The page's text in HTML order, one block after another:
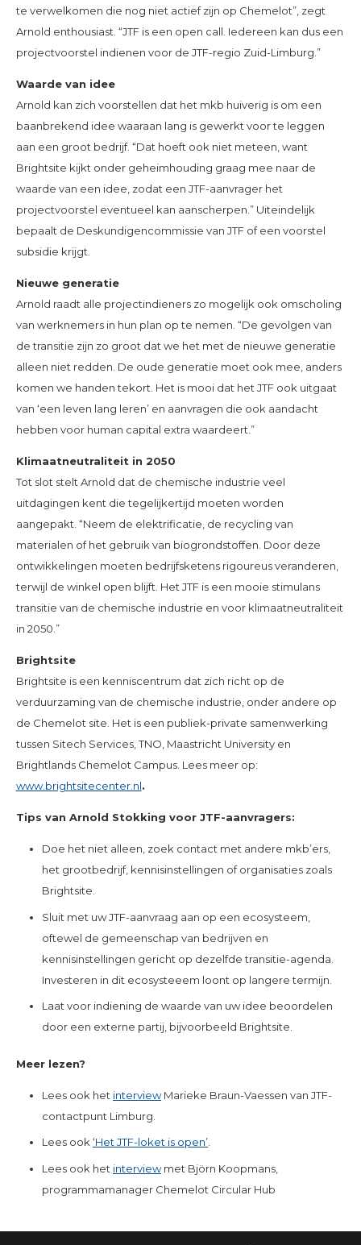
te verwelkomen die nog niet actief zijn op Chemelot”, zegt
Arnold enthousiast. “JTF is een open call. Iedereen kan dus een
projectvoorstel indienen voor de JTF-regio Zuid-Limburg.”
Waarde van idee
Arnold kan zich voorstellen dat het mkb huiverig is om een
baanbrekend idee waaraan lang is gewerkt voor te leggen
aan een groot bedrijf. “Dat hoeft ook niet meteen, want
Brightsite kijkt onder geheimhouding graag mee naar de
waarde van een idee, zodat een JTF-aanvrager het
projectvoorstel eventueel kan aanscherpen.” Uiteindelijk
bepaalt de Deskundigencommissie van JTF of een voorstel
subsidie krijgt.
Nieuwe generatie
Arnold raadt alle projectindieners zo mogelijk ook omscholing
van werknemers in hun plan op te nemen. “De gevolgen van
de transitie zijn zo groot dat we het met de nieuwe generatie
alleen niet redden. De oude generatie moet ook mee, anders
komen we handen tekort. Het is mooi dat het JTF ook uitgaat
van ‘een leven lang leren’ en aanvragen die ook aandacht
hebben voor human capital extra waardeert.”
Klimaatneutraliteit in 2050
Tot slot stelt Arnold dat de chemische industrie veel
uitdagingen kent die tegelijkertijd moeten worden
aangepakt. “Neem de elektrificatie, de recycling van
materialen of het gebruik van biogrondstoffen. Door deze
ontwikkelingen moeten bedrijfsketens rigoureus veranderen,
terwijl de winkel open blijft. Het JTF is een mooie stimulans
transitie van de chemische industrie en voor klimaatneutraliteit
in 2050.”
Brightsite
Brightsite is een kenniscentrum dat zich richt op de
verduurzaming van de chemische industrie, onder andere op
de Chemelot site. Het is een publiek-private samenwerking
tussen Sitech Services, TNO, Maastricht University en
Brightlands Chemelot Campus. Lees meer op:
www.brightsitecenter.nl.
Tips van Arnold Stokking voor JTF-aanvragers:
Doe het niet alleen, zoek contact met andere mkb’ers,
het grootbedrijf, kennisinstellingen of organisaties zoals
Brightsite.
Sluit met uw JTF-aanvraag aan op een ecosysteem,
oftewel de gemeenschap van bedrijven en
kennisinstellingen gericht op dezelfde transitie-agenda.
Investeren in dit ecosysteeem loont op langere termijn.
Laat voor indiening de waarde van uw idee beoordelen
door een externe partij, bijvoorbeeld Brightsite.
Meer lezen?
Lees ook het interviewMarieke Braun-Vaessen van JTF-
contactpunt Limburg.
Lees ook‘Het JTF-loket is open’.
Lees ook het interviewmet Björn Koopmans,
programmamanager Chemelot Circular Hub